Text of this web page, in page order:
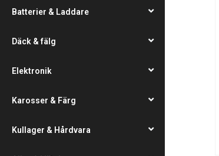
Batterier & Laddare
Däck & fälg
Elektronik
Karosser & Färg
Kullager & Hårdvara